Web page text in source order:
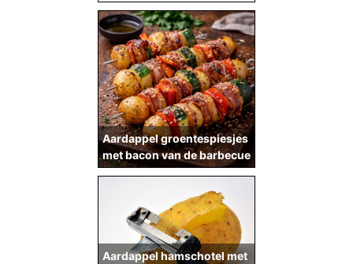
Aardappel groentespiesjes
met bacon van de barbecue
Aardappel hamschotel met